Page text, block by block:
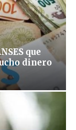
que
dinero